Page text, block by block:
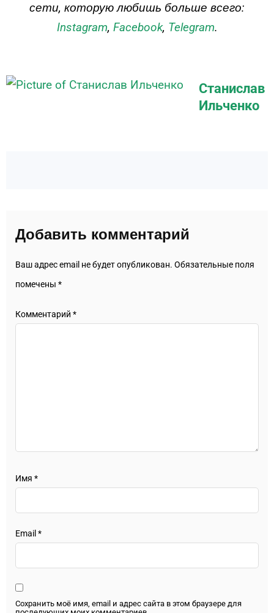
сети, которую любишь больше всего:
Instagram, Facebook, Telegram.
Станислав
Ильченко
Добавить комментарий
Ваш адрес email не будет опубликован. Обязательные поля
помечены *
Комментарий *
Имя *
Email*
Сохранить моё имя, email и адрес сайта в этом браузере для